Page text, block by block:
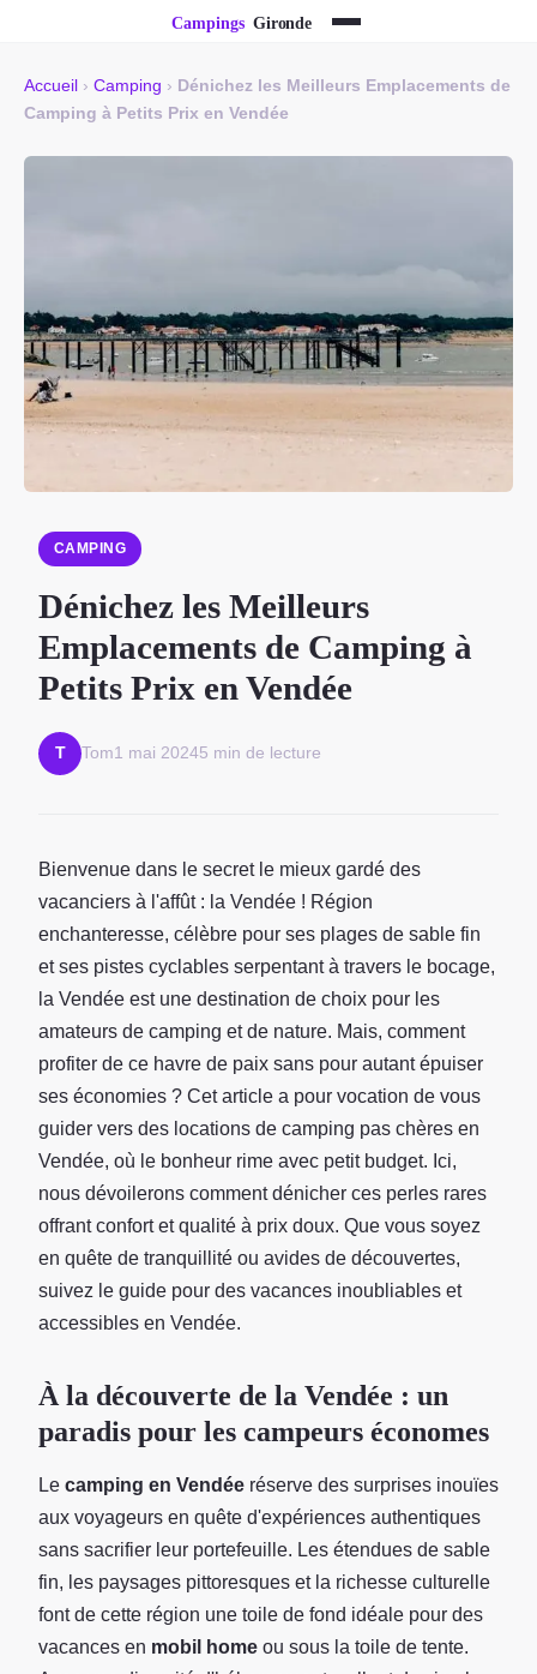
Accueil › Camping › Dénichez les Meilleurs Emplacements de
Camping à Petits Prix en Vendée
CAMPING
Dénichez les Meilleurs
Emplacements de Camping à
Petits Prix en Vendée
T Tom1 mai 20245 min de lecture
Bienvenue dans le secret le mieux gardé des
vacanciers à l'affût : la Vendée ! Région
enchanteresse, célèbre pour ses plages de sable fin
et ses pistes cyclables serpentant à travers le bocage,
la Vendée est une destination de choix pour les
amateurs de camping et de nature. Mais, comment
profiter de ce havre de paix sans pour autant épuiser
ses économies ? Cet article a pour vocation de vous
guider vers des locations de camping pas chères en
Vendée, où le bonheur rime avec petit budget. Ici,
nous dévoilerons comment dénicher ces perles rares
offrant confort et qualité à prix doux. Que vous soyez
en quête de tranquillité ou avides de découvertes,
suivez le guide pour des vacances inoubliables et
accessibles en Vendée.
À la découverte de la Vendée : un
paradis pour les campeurs économes
Le camping en Vendée réserve des surprises inouïes
aux voyageurs en quête d'expériences authentiques
sans sacrifier leur portefeuille. Les étendues de sable
fin, les paysages pittoresques et la richesse culturelle
font de cette région une toile de fond idéale pour des
vacances en mobil home ou sous la toile de tente.